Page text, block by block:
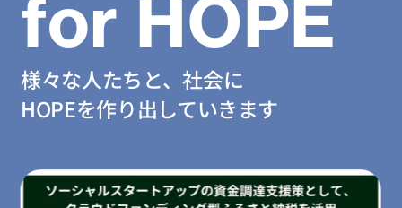
for HOPE
様々な人たちと、社会に
HOPEを作り出していきます